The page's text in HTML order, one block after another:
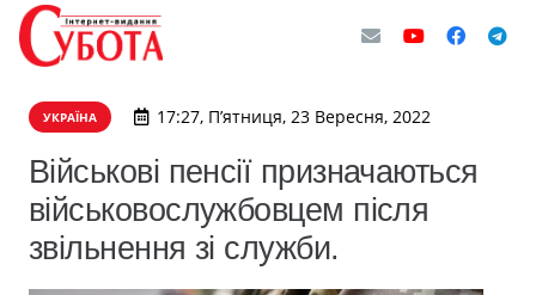
УКРАЇНА 17:27, П’ятниця, 23 Вересня, 2022
Військові пенсії призначаються
військовослужбовцем після
звільнення зі служби.